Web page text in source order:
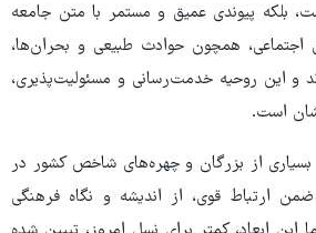
بلکه پیوندی عمیق و مستمر با متن جامعه
اجتماعی، همچون حوادث طبیعی و بحران‌ها،
و این روحیه خدمت‌رسانی و مسئولیت‌پذیری،
است.
بسیاری از بزرگان و چهره‌های شاخص کشور در
ارتباط قوی، از اندیشه و نگاه فرهنگی